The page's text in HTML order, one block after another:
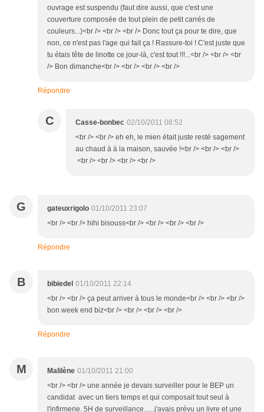
ouvrage est suspendu (faut dire aussi, que c'est une
couverture composée de tout plein de petit carrés de
couleurs...)<br /> <br /> <br /> Donc tout ça pour te dire, que
non, ce n'est pas l'age qui fait ça ! Rassure-toi ! C'est juste que
tu étais tête de linotte ce jour-là, c'est tout !!!...<br /> <br /> <br
/> Bon dimanche<br /> <br /> <br /> <br />
Répondre
C Casse-bonbec 02/10/2011 08:52
<br /> <br /> eh eh, le mien était juste resté sagement
au chaud à à la maison, sauvée !<br /> <br /> <br />
<br /> <br /> <br /> <br />
G gateuxrigolo 01/10/2011 23:07
<br /> <br /> hihi bisouss<br /> <br /> <br /> <br />
Répondre
B bibiedel 01/10/2011 22:14
<br /> <br /> ça peut arriver à tous le monde<br /> <br /> <br />
bon week end biz<br /> <br /> <br /> <br />
Répondre
M Malilène 01/10/2011 21:00
<br /> <br /> une année je devais surveiller pour le BEP un
candidat avec un tiers temps et qui composait tout seul à
l'infirmerie. 5H de surveillance......j'avais prévu un livre et une